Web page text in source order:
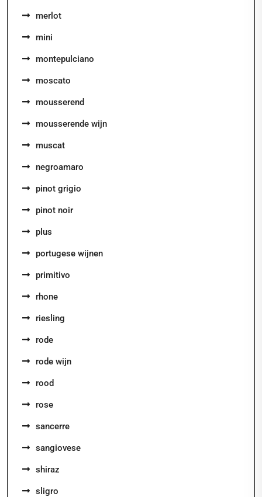
merlot
mini
montepulciano
moscato
mousserend
mousserende wijn
muscat
negroamaro
pinot grigio
pinot noir
plus
portugese wijnen
primitivo
rhone
riesling
rode
rode wijn
rood
rose
sancerre
sangiovese
shiraz
sligro